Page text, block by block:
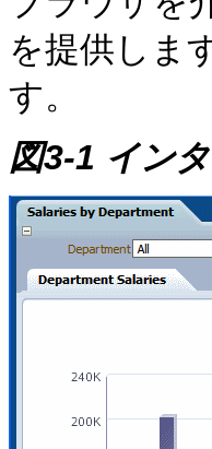
を提供しま
す。
図3-1 イン